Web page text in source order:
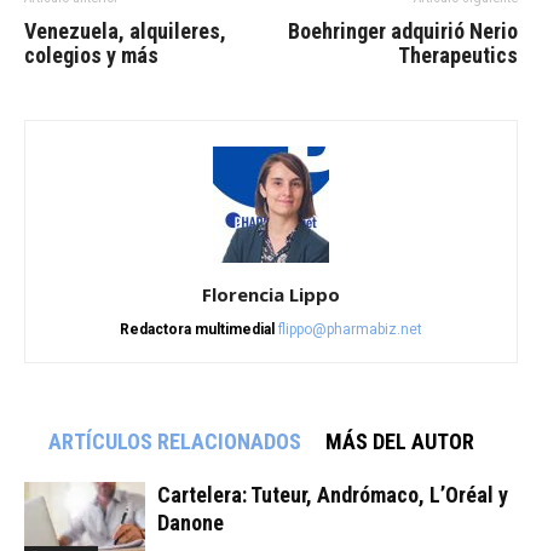
Venezuela, alquileres,
colegios y más
Boehringer adquirió Nerio
Therapeutics
Florencia Lippo
Redactora multimedial flippo@pharmabiz.net
ARTÍCULOS RELACIONADOS MÁS DEL AUTOR
Cartelera: Tuteur, Andrómaco, L’Oréal y
Danone